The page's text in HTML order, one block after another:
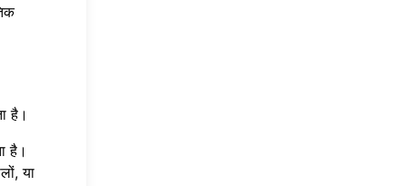
है।
है।
या